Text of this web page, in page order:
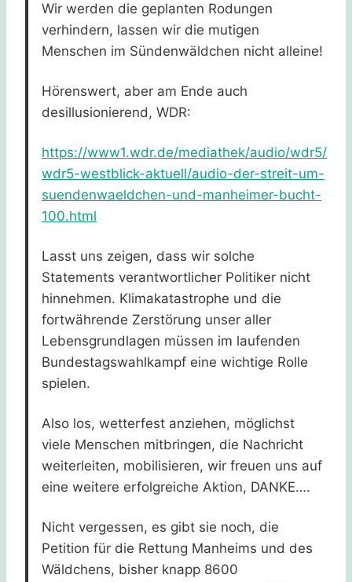
Wir werden die geplanten Rodungen
verhindern, lassen wir die mutigen
Menschen im Sündenwäldchen nicht alleine!
Hörenswert, aber am Ende auch
desillusionierend, WDR:
https://www1.wdr.de/mediathek/audio/wdr5/
wdr5-westblick-aktuell/audio-der-streit-um-
suendenwaeldchen-und-manheimer-bucht-
100.html
Lasst uns zeigen, dass wir solche
Statements verantwortlicher Politiker nicht
hinnehmen. Klimakatastrophe und die
fortwährende Zerstörung unser aller
Lebensgrundlagen müssen im laufenden
Bundestagswahlkampf eine wichtige Rolle
spielen.
Also los, wetterfest anziehen, möglichst
viele Menschen mitbringen, die Nachricht
weiterleiten, mobilisieren, wir freuen uns auf
eine weitere erfolgreiche Aktion, DANKE….
Nicht vergessen, es gibt sie noch, die
Petition für die Rettung Manheims und des
Wäldchens, bisher knapp 8600